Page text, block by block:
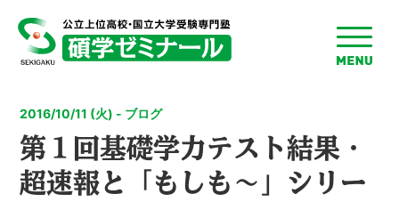
toggle
menu
2016/10/11 (火) - ブログ
第１回基礎学力テスト結果・
超速報と「もしも～」シリー